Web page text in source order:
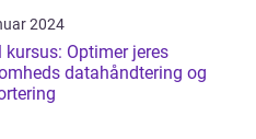
2024
kursus: Optimer jeres
datahåndtering og